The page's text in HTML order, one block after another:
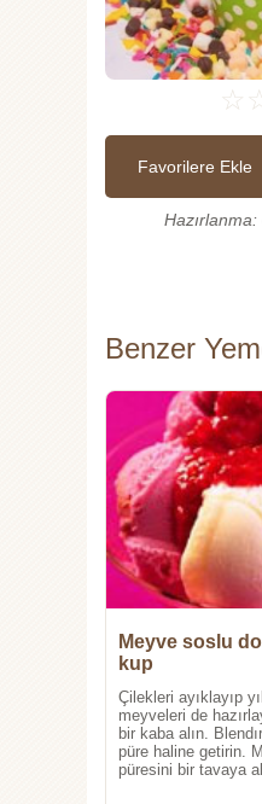
☆
Favorilere Ekle
Benzer
Meyve soslu
kup
Çilekleri ayıklayıp
meyveleri de
bir kaba alın.
püre haline getirin.
püresini bir tavaya